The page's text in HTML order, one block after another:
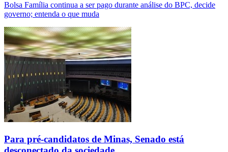
Bolsa Família continua a ser pago durante análise do BPC, decide
governo; entenda o que muda
Para pré-candidatos de Minas, Senado está